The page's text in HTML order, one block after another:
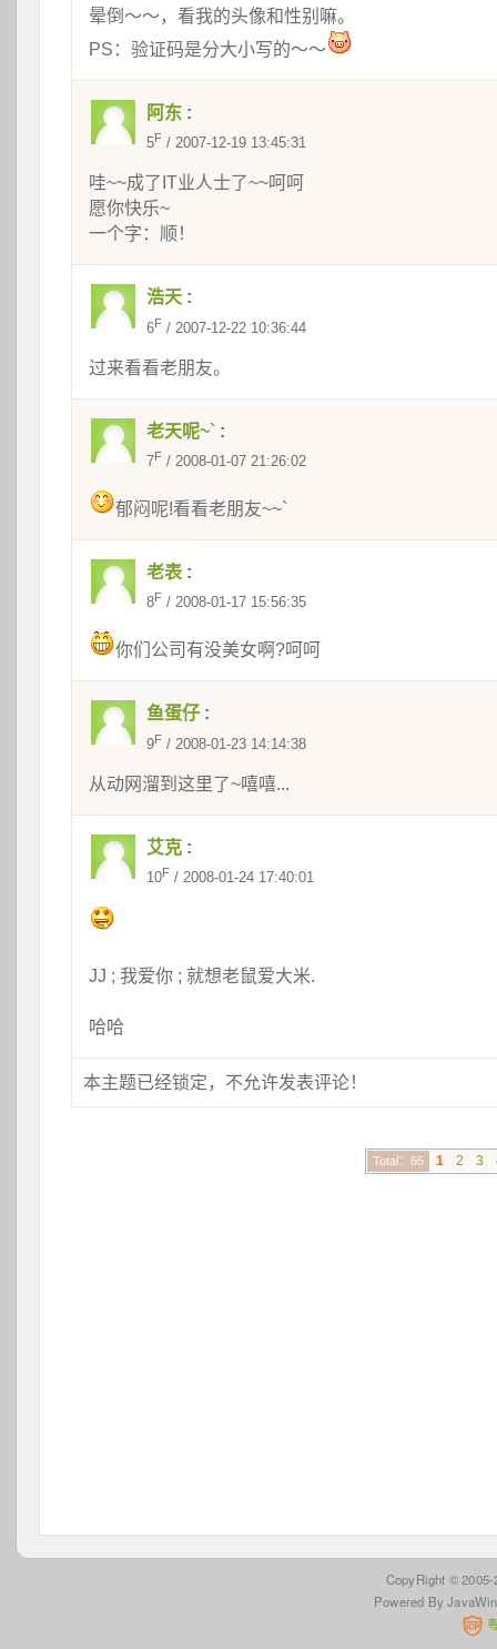
晕倒～～，看我的头像和性别嘛。
PS：验证码是分大小写的～～
阿东 :
5F / 2007-12-19 13:45:31
哇~~成了IT业人士了~~呵呵
愿你快乐~
一个字：顺！
浩天 :
6F / 2007-12-22 10:36:44
过来看看老朋友。
老天呢~` :
7F / 2008-01-07 21:26:02
郁闷呢!看看老朋友~~`
老表 :
8F / 2008-01-17 15:56:35
你们公司有没美女啊?呵呵
鱼蛋仔 :
9F / 2008-01-23 14:14:38
从动网溜到这里了~嘻嘻...
艾克 :
10F / 2008-01-24 17:40:01
JJ ; 我爱你 ; 就想老鼠爱大米.
哈哈
本主题已经锁定，不允许发表评论！
Total：65 1 2 3
CopyRight ©
Powered By